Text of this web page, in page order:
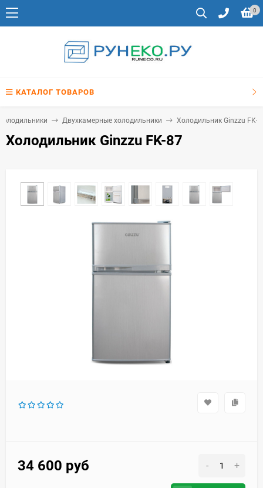
0
КАТАЛОГ ТОВАРОВ
Двухкамерные холодильники Холодильник Ginzzu FK-
Холодильник Ginzzu FK-87
34 600 руб - +